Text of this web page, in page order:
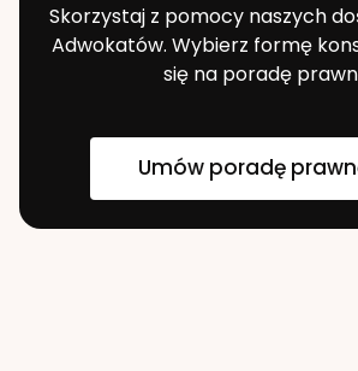
Skorzystaj z pomocy naszych
Adwokatów. Wybierz formę
się na poradę
Umów poradę